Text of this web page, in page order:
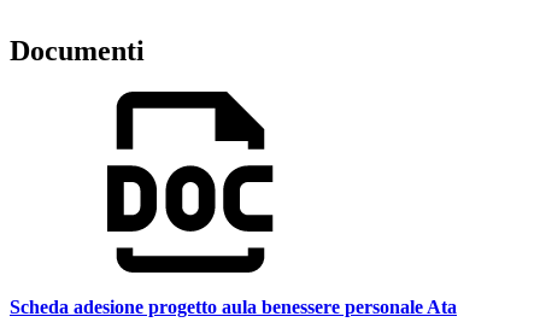
Documenti
Scheda adesione progetto aula benessere personale Ata